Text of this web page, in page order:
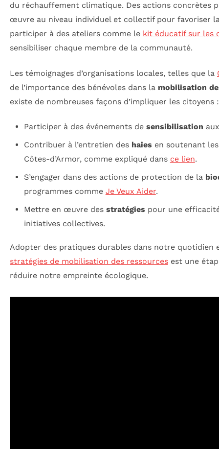
du réchauffement climatique. Des actions concrètes
œuvre au niveau individuel et collectif pour favoriser
participer à des ateliers comme le kit éducatif sur les
sensibiliser chaque membre de la communauté.
Les témoignages d’organisations locales, telles que la
de l’importance des bénévoles dans la mobilisation
existe de nombreuses façons d’impliquer les citoyens :
Participer à des événements de sensibilisation
Contribuer à l’entretien des haies en soutenant
Côtes-d’Armor, comme expliqué dans ce lien.
S’engager dans des actions de protection de la
programmes comme Je Veux Aider.
Mettre en œuvre des stratégies pour une
initiatives collectives.
Adopter des pratiques durables dans notre quotidien
stratégies de mobilisation des ressources est une
réduire notre empreinte écologique.